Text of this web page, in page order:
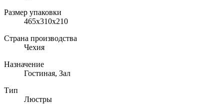
Размер упаковки
465x310x210
Страна производства
Чехия
Назначение
Гостиная, Зал
Тип
Люстры